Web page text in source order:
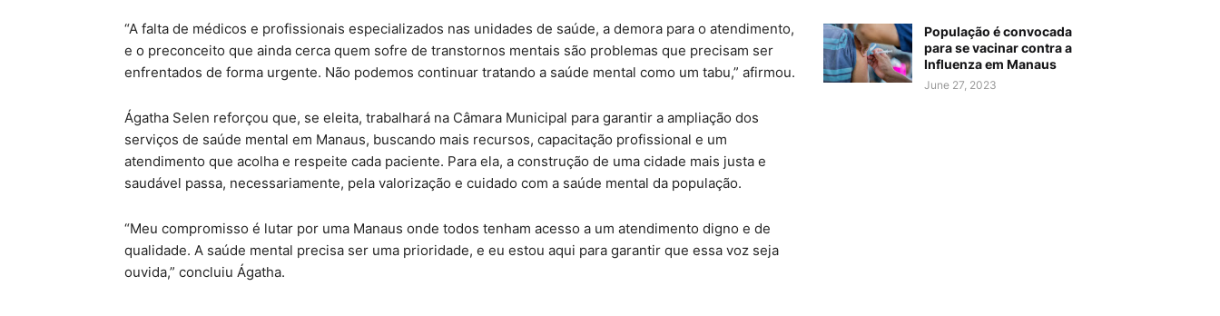
“A falta de médicos e profissionais especializados nas unidades de saúde, a demora para o atendimento,
e o preconceito que ainda cerca quem sofre de transtornos mentais são problemas que precisam ser
enfrentados de forma urgente. Não podemos continuar tratando a saúde mental como um tabu,” afirmou.
Ágatha Selen reforçou que, se eleita, trabalhará na Câmara Municipal para garantir a ampliação dos
serviços de saúde mental em Manaus, buscando mais recursos, capacitação profissional e um
atendimento que acolha e respeite cada paciente. Para ela, a construção de uma cidade mais justa e
saudável passa, necessariamente, pela valorização e cuidado com a saúde mental da população.
“Meu compromisso é lutar por uma Manaus onde todos tenham acesso a um atendimento digno e de
qualidade. A saúde mental precisa ser uma prioridade, e eu estou aqui para garantir que essa voz seja
ouvida,” concluiu Ágatha.
População é convocada
para se vacinar contra a
Influenza em Manaus
June 27, 2023